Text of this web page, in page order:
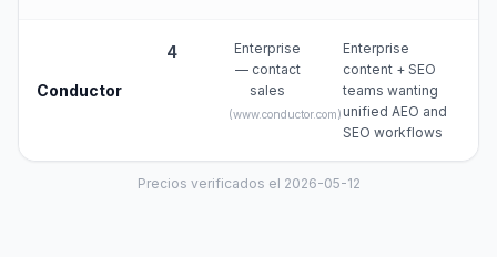
Conductor
4
Enterprise
— contact
sales
(www.conductor.com)
Enterprise
content + SEO
teams wanting
unified AEO and
SEO workflows
Precios verificados el 2026-05-12